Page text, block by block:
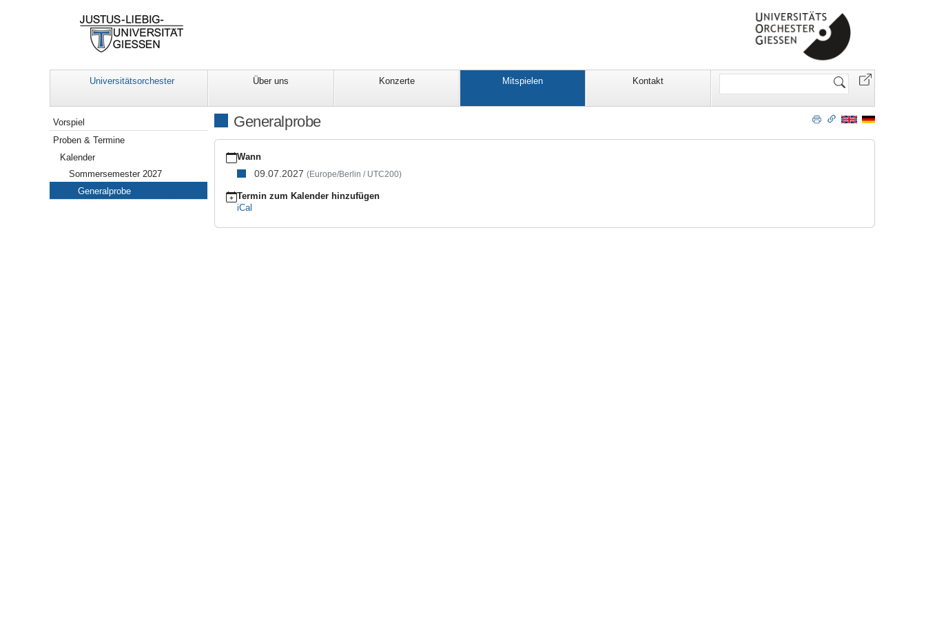
Universitätsorchester Über uns Konzerte Mitspielen Kontakt
Website
Generalprobe
https://www.uni-
giessen.de/de/ueber-
uns/orchester/mitspielen/proben/kalender/sose-
27/gp-
09-
Wann
09.07.2027 (Europe/Berlin / UTC200)
Termin zum Kalender hinzufügen
iCal
Navigation
Vorspiel
Proben & Termine
Kalender
Sommersemester 2027
Generalprobe